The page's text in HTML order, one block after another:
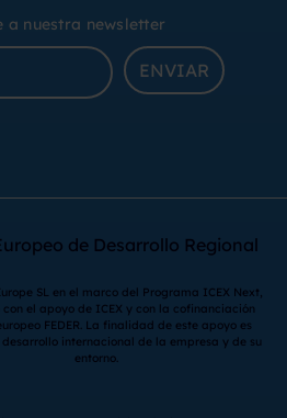
a nuestra newsletter
ENVIAR
de Desarrollo Regional
SL en el marco del Programa ICEX Next,
el apoyo de ICEX y con la cofinanciación
FEDER. La finalidad de este apoyo es
internacional de la empresa y de su
entorno.